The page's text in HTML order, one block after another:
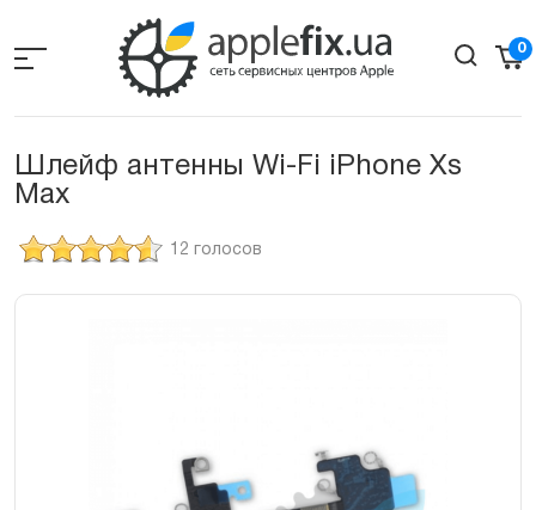
the
0
Шлейф антенны Wi-Fi iPhone Xs
Max
12 голосов